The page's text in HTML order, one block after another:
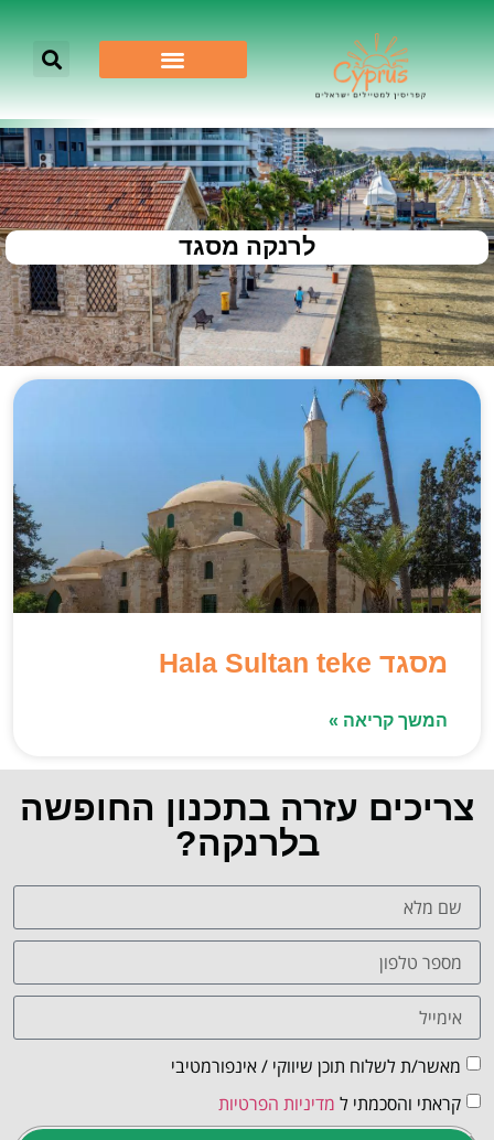
לרנקה מסגד
מסגד Hala Sultan teke
המשך קריאה »
צריכים עזרה בתכנון החופשה
בלרנקה?
מאשר/ת לשלוח תוכן שיווקי / אינפורמטיבי
קראתי והסכמתי ל מדיניות הפרטיות